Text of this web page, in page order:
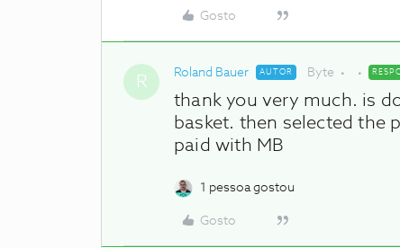
Gosto
R Roland Bauer AUTOR Byte
thank you very much. is
basket. then selected the
paid with MB
1 pessoa gostou
Gosto